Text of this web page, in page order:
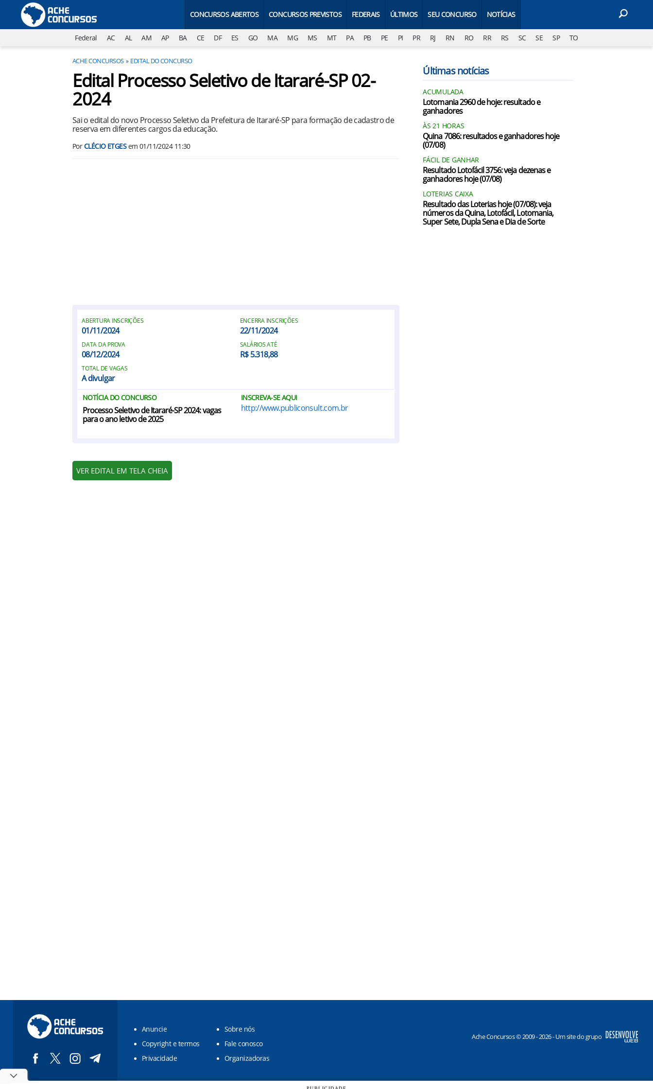
CONCURSOS ABERTOS CONCURSOS PREVISTOS FEDERAIS ÚLTIMOS SEU CONCURSO NOTÍCIAS
Federal AC AL AM AP BA CE DF ES GO MA MG MS MT PA PB PE PI PR RJ RN RO RR RS SC SE SP TO
ACHE CONCURSOS EDITAL DO CONCURSO
Edital Processo Seletivo de Itararé-SP 02-
2024
Sai o edital do novo Processo Seletivo da Prefeitura de Itararé-SP para formação de cadastro de
reserva em diferentes cargos da educação.
PorCLÉCIO ETGESem 01/11/2024 11:30
ABERTURA INSCRIÇÕES
01/11/2024
ENCERRA INSCRIÇÕES
22/11/2024
DATA DA PROVA
08/12/2024
SALÁRIOS ATÉ
R$ 5.318,88
TOTAL DE VAGAS
A divulgar
NOTÍCIA DO CONCURSO
Processo Seletivo de Itararé-SP 2024: vagas
para o ano letivo de 2025
INSCREVA-SE AQUI
http://www.publiconsult.com.br
VER EDITAL EM TELA CHEIA
Últimas notícias
ACUMULADA
Lotomania 2960 de hoje: resultado e
ganhadores
ÀS 21 HORAS
Quina 7086: resultados e ganhadores hoje
(07/08)
FÁCIL DE GANHAR
Resultado Lotofácil 3756: veja dezenas e
ganhadores hoje (07/08)
LOTERIAS CAIXA
Resultado das Loterias hoje (07/08): veja
números da Quina, Lotofácil, Lotomania,
Super Sete, Dupla Sena e Dia de Sorte
Anuncie
Sobre nós
Copyright e termos
Fale conosco
Privacidade
Organizadoras
Ache Concursos © 2009 - 2026 - Um site do grupo